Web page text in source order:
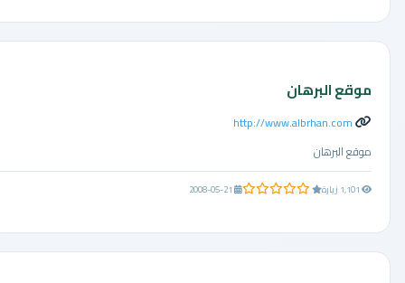
موقع البرهان
http://www.albrhan.com
موقع البرهان
0.0 من 5 نجوم 2008-05-21